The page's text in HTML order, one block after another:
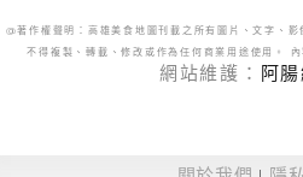
@著作權聲明：高雄美食地圖刊載之所有圖片、文字、
不得複製、轉載、修改或作為任何商業用途使用。
網站維護： 阿